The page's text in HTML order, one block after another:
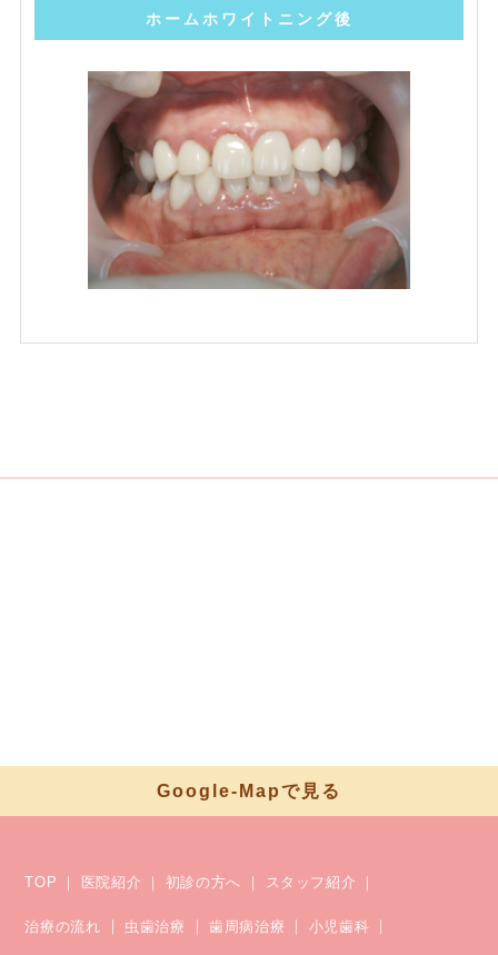
ホームホワイトニング後
Google-Mapで見る
TOP 医院紹介 初診の方へ スタッフ紹介
治療の流れ 虫歯治療 歯周病治療 小児歯科